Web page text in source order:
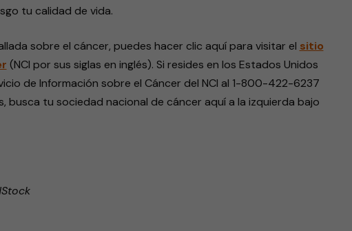
tu calidad de vida.
sobre el cáncer, puedes hacer clic aquí para visitar el sitio
(NCI por sus siglas en inglés). Si resides en los Estados Unidos
de Información sobre el Cáncer del NCI al 1-800-422-6237
busca tu sociedad nacional de cáncer aquí a la izquierda bajo